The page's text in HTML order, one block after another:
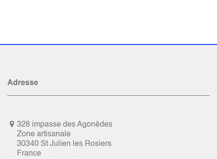
Adresse
328 impasse des Agonèdes
Zone artisanale
30340 St Julien les Rosiers
France